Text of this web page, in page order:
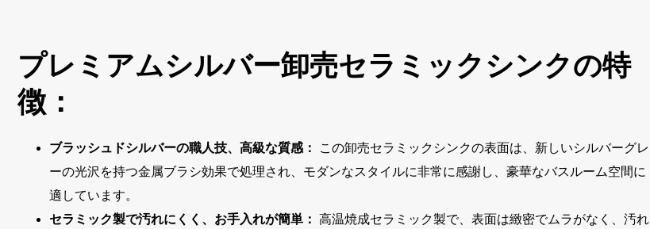
プレミアムシルバー卸売セラミックシンクの特
徴：
ブラッシュドシルバーの職人技、高級な質感：
この卸売セラミックシンクの表面は、新しいシルバーグレ
ーの光沢を持つ金属ブラシ効果で処理され、モダンなスタイルに非常に感謝し、豪華なバスルーム空間に
適しています。
セラミック製で汚れにくく、お手入れが簡単： 高温焼成セラミック製で、表面は緻密でムラがなく、汚れ